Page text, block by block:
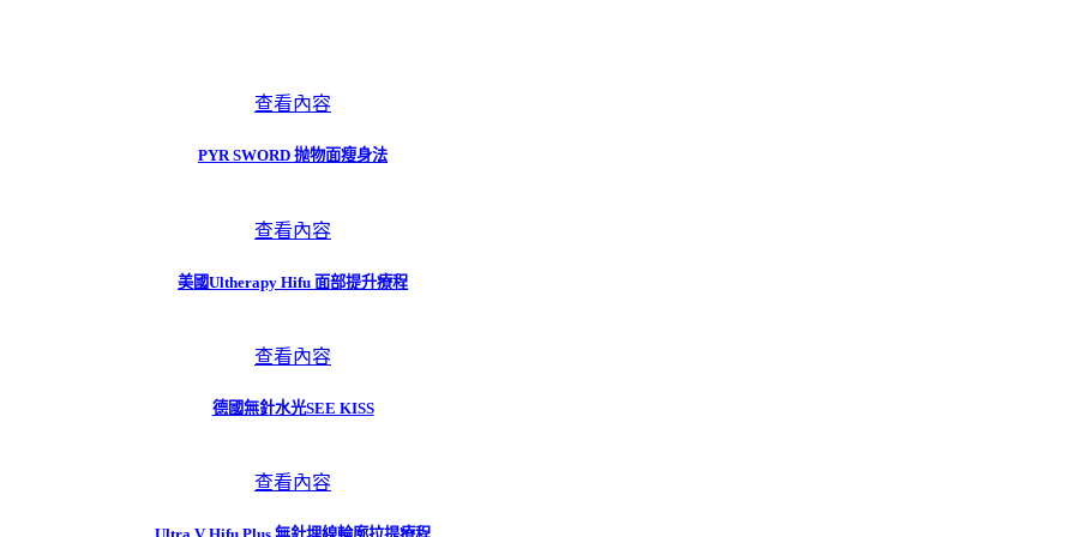
查看內容
PYR SWORD 抛物面瘦身法
查看內容
美國Ultherapy Hifu 面部提升療程
查看內容
德國無針水光SEE KISS
查看內容